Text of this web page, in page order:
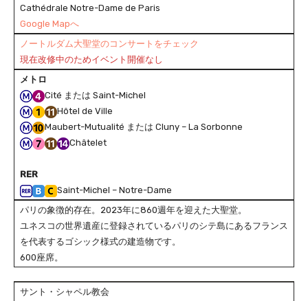
Cathédrale Notre-Dame de Paris
Google Mapへ
ノートルダム大聖堂のコンサートをチェック
現在改修中のためイベント開催なし
メトロ
Cité または Saint-Michel
Hôtel de Ville
Maubert-Mutualité または Cluny – La Sorbonne
Châtelet
RER
Saint-Michel – Notre-Dame
パリの象徴的存在。2023年に860週年を迎えた大聖堂。
ユネスコの世界遺産に登録されているパリのシテ島にあるフランス
を代表するゴシック様式の建造物です。
600座席。
サント・シャペル教会